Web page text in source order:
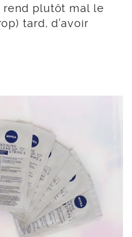
rend plutôt mal le
tard, d’avoir